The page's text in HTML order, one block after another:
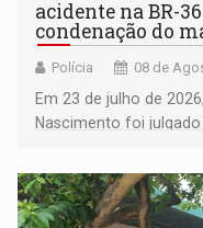
acidente na BR-
condenação do
Polícia 08 de
Em 23 de julho de
Nascimento foi